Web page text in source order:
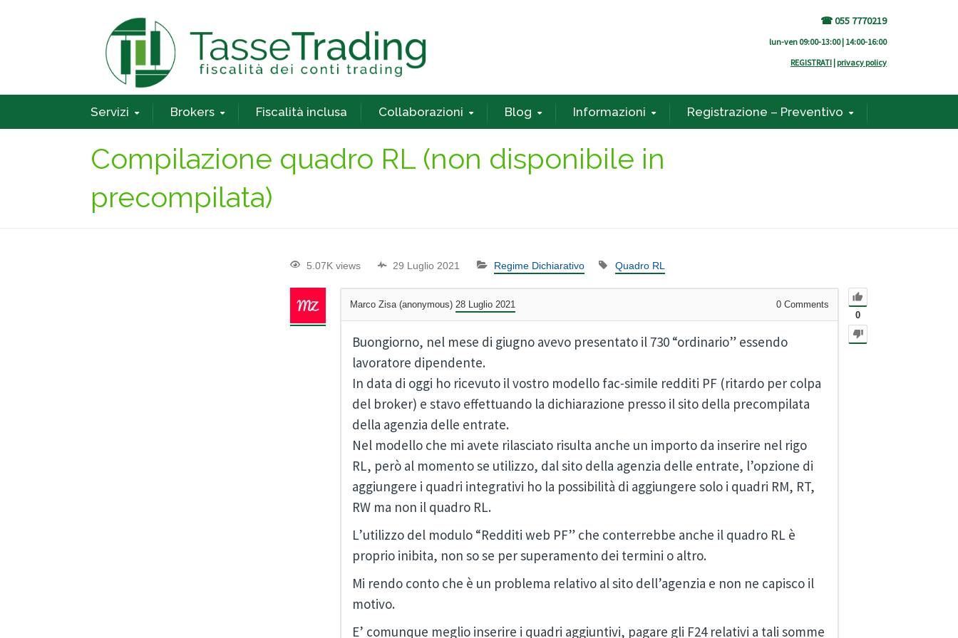
☎ 055 7770219
lun-ven 09:00-13:00 | 14:00-16:00
REGISTRATI | privacy policy
Servizi Brokers Fiscalità inclusa Collaborazioni Blog Informazioni Registrazione – Preventivo
Compilazione quadro RL (non disponibile in
precompilata)
5.07K views 29 Luglio 2021 Regime Dichiarativo Quadro RL
0
Marco Zisa (anonymous) 28 Luglio 2021 0 Comments
Buongiorno, nel mese di giugno avevo presentato il 730 “ordinario” essendo
lavoratore dipendente.
In data di oggi ho ricevuto il vostro modello fac-simile redditi PF (ritardo per colpa
del broker) e stavo effettuando la dichiarazione presso il sito della precompilata
della agenzia delle entrate.
Nel modello che mi avete rilasciato risulta anche un importo da inserire nel rigo
RL, però al momento se utilizzo, dal sito della agenzia delle entrate, l’opzione di
aggiungere i quadri integrativi ho la possibilità di aggiungere solo i quadri RM, RT,
RW ma non il quadro RL.
L’utilizzo del modulo “Redditi web PF” che conterrebbe anche il quadro RL è
proprio inibita, non so se per superamento dei termini o altro.
Mi rendo conto che è un problema relativo al sito dell’agenzia e non ne capisco il
motivo.
E’ comunque meglio inserire i quadri aggiuntivi, pagare gli F24 relativi a tali somme